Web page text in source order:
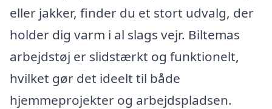
eller jakker, finder du et stort udvalg, der
holder dig varm i al slags vejr. Biltemas
arbejdstøj er slidstærkt og funktionelt,
hvilket gør det ideelt til både
hjemmeprojekter og arbejdspladsen.